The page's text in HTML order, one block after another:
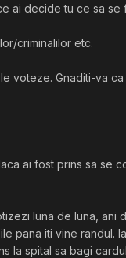
ai decide tu ce sa se
criminalilor etc.
voteze. Gnaditi-va
ai fost prins sa se
luna de luna, ani
pana iti vine randul.
la spital sa bagi